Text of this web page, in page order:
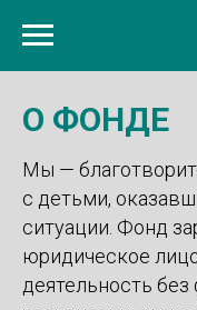
О ФОНДЕ
Мы —
с детьми,
ситуации. Фонд
юридическое
деятельность